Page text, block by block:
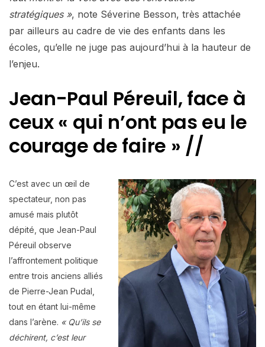
stratégiques », note Séverine Besson, très attachée
par ailleurs au cadre de vie des enfants dans les
écoles, qu’elle ne juge pas aujourd’hui à la hauteur de
l’enjeu.
Jean-Paul Péreuil, face à
ceux « qui n’ont pas eu le
courage de faire » //
C’est avec un œil de
spectateur, non pas
amusé mais plutôt
dépité, que Jean-Paul
Péreuil observe
l’affrontement politique
entre trois anciens alliés
de Pierre-Jean Pudal,
tout en étant lui-même
dans l’arène. « Qu’ils se
déchirent, c’est leur